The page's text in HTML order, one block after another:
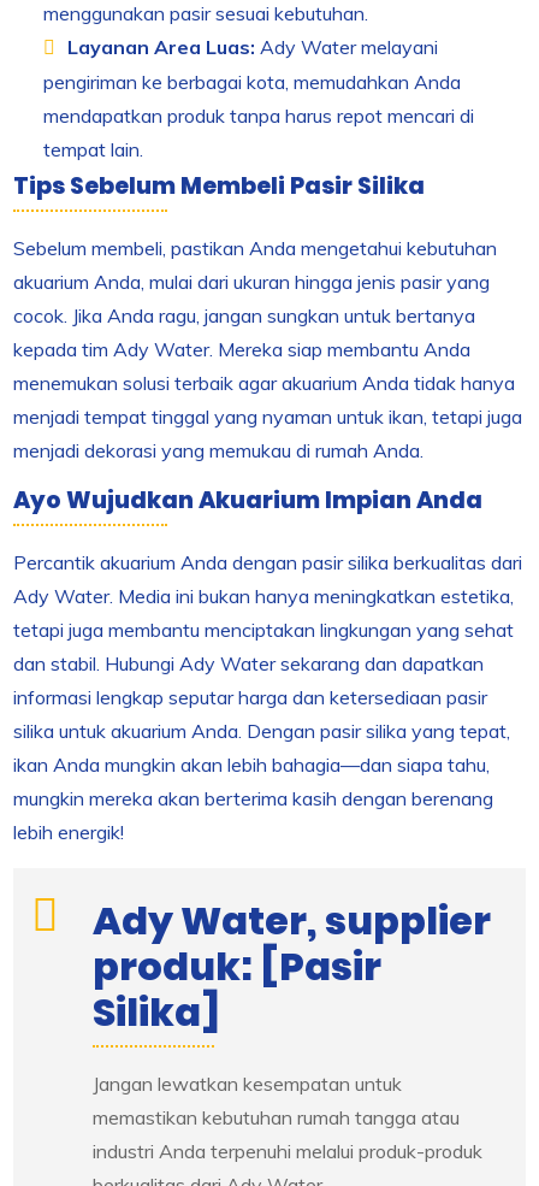
menggunakan pasir sesuai kebutuhan.
Layanan Area Luas: Ady Water melayani
pengiriman ke berbagai kota, memudahkan Anda
mendapatkan produk tanpa harus repot mencari di
tempat lain.
Tips Sebelum Membeli Pasir Silika
Sebelum membeli, pastikan Anda mengetahui kebutuhan
akuarium Anda, mulai dari ukuran hingga jenis pasir yang
cocok. Jika Anda ragu, jangan sungkan untuk bertanya
kepada tim Ady Water. Mereka siap membantu Anda
menemukan solusi terbaik agar akuarium Anda tidak hanya
menjadi tempat tinggal yang nyaman untuk ikan, tetapi juga
menjadi dekorasi yang memukau di rumah Anda.
Ayo Wujudkan Akuarium Impian Anda
Percantik akuarium Anda dengan pasir silika berkualitas dari
Ady Water. Media ini bukan hanya meningkatkan estetika,
tetapi juga membantu menciptakan lingkungan yang sehat
dan stabil. Hubungi Ady Water sekarang dan dapatkan
informasi lengkap seputar harga dan ketersediaan pasir
silika untuk akuarium Anda. Dengan pasir silika yang tepat,
ikan Anda mungkin akan lebih bahagia—dan siapa tahu,
mungkin mereka akan berterima kasih dengan berenang
lebih energik!
Ady Water, supplier
produk: [Pasir
Silika]
Jangan lewatkan kesempatan untuk
memastikan kebutuhan rumah tangga atau
industri Anda terpenuhi melalui produk-produk